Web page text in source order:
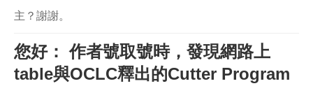
主？謝謝。
您好： 作者號取號時，發現網路上
table與OCLC釋出的Cutter Program